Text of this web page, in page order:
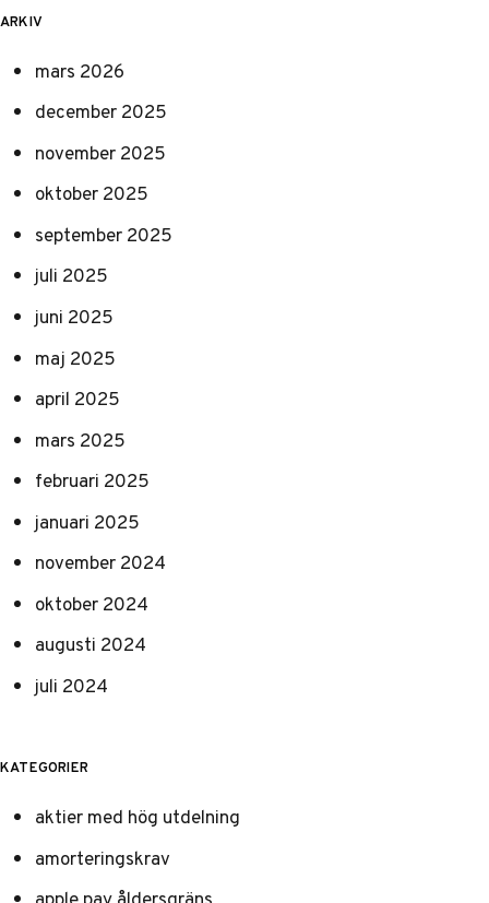
ARKIV
mars 2026
december 2025
november 2025
oktober 2025
september 2025
juli 2025
juni 2025
maj 2025
april 2025
mars 2025
februari 2025
januari 2025
november 2024
oktober 2024
augusti 2024
juli 2024
KATEGORIER
aktier med hög utdelning
amorteringskrav